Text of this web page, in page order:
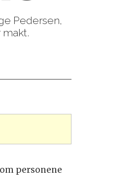
Pedersen,
personene